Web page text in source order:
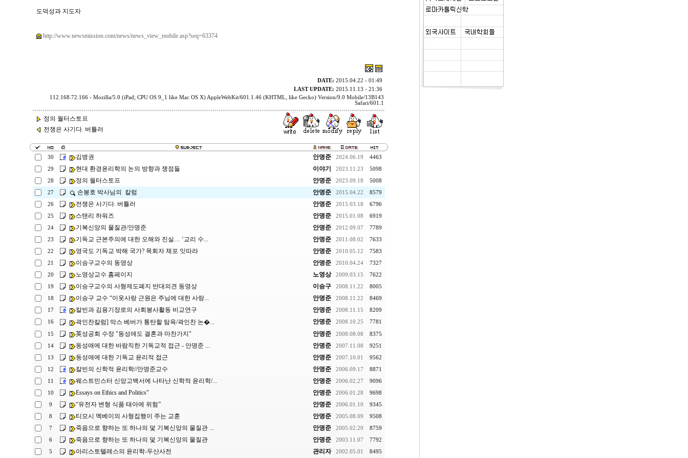
도덕성과 지도자
http://www.newsmission.com/news/news_view_mobile.asp?seq=63374
DATE: 2015.04.22 - 01:49
LAST UPDATE: 2015.11.13 - 21:36
112.168.72.166 - Mozilla/5.0 (iPad; CPU OS 9_1 like Mac OS X) AppleWebKit/601.1.46 (KHTML, like Gecko) Version/9.0 Mobile/13B143
Safari/601.1
정의 월터스토프
전쟁은 사기다. 버틀러
30 김병권 안명준 2024.06.19 4463
29 현대 환경윤리학의 논의 방향과 쟁점들 이야기 2023.11.23 5098
28 정의 월터스토프 안명준 2023.09.18 5008
27 손봉호 박사님의 칼럼 안명준 2015.04.22 8579
26 전쟁은 사기다. 버틀러 안명준 2015.03.18 6796
25 스탠리 하워즈 안명준 2015.01.08 6919
24 기복신앙의 물질관/안명준 안명준 2012.09.07 7789
23 기독교 근본주의에 대한 오해와 진실… ‘교리 수... 안명준 2011.08.02 7633
22 영국도 기독교 박해 국가? 목회자 체포 잇따라 안명준 2010.05.12 7583
21 이승구교수의 동영상 안명준 2010.04.24 7327
20 노영상교수 홈페이지 노영상 2009.03.15 7622
19 이승구교수의 사형제도폐지 반대의견 동영상 이승구 2008.11.22 8005
18 이승구 교수 “이웃사랑 근원은 주님에 대한 사랑... 안명준 2008.11.22 8469
17 칼빈과 김용기장로의 사회봉사활동 비교연구 안명준 2008.11.15 8209
16 곽인찬칼럼] 막스 베버가 통탄할 탐욕/곽인찬 논�... 안명준 2008.10.25 7781
15 英성공회 수장 "동성애도 결혼과 마찬가지" 안명준 2008.08.08 8375
14 동성애에 대한 바람직한 기독교적 접근 - 안명준 ... 안명준 2007.11.08 9251
13 동성애에 대한 기독교 윤리적 접근 안명준 2007.10.01 9562
12 칼빈의 신학적 윤리학//안명준교수 안명준 2006.09.17 8871
11 웨스트민스터 신앙고백서에 나타난 신학적 윤리학/... 안명준 2006.02.27 9096
10 Essays on Ethics and Politics" 안명준 2006.01.28 9698
9 “유전자 변형 식품 태아에 위험” 안명준 2006.01.10 9345
8 티모시 멕베이의 사형집행이 주는 교훈 안명준 2005.08.09 9508
7 죽음으로 향하는 또 하나의 덫 기복신앙의 물질관 ... 안명준 2005.02.20 8759
6 죽음으로 향하는 또 하나의 덫 기복신앙의 물질관 안명준 2003.11.07 7792
5 아리스토텔레스의 윤리학-두산사전 관리자 2002.05.01 8495